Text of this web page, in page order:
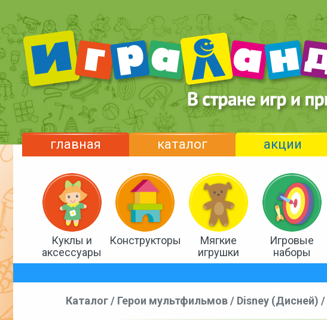
главная каталог акции
Куклы и
аксессуары
Конструкторы
Мягкие
игрушки
Игровые
наборы
Каталог/ Герои мультфильмов/ Disney (Дисней) /